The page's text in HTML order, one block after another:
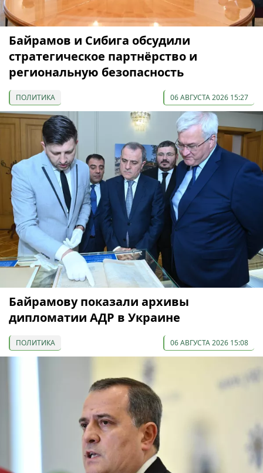
Байрамов и Сибига обсудили
стратегическое партнёрство и
региональную безопасность
ПОЛИТИКА 06 АВГУСТА 2026 15:27
Байрамову показали архивы
дипломатии АДР в Украине
ПОЛИТИКА 06 АВГУСТА 2026 15:08